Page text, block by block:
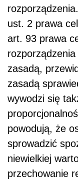
ust. 2 prawa
art. 93 prawa
zasadą,
zasadą
wywodzi się
powodują, że
sprowadzić
niewielkiej
przechowanie